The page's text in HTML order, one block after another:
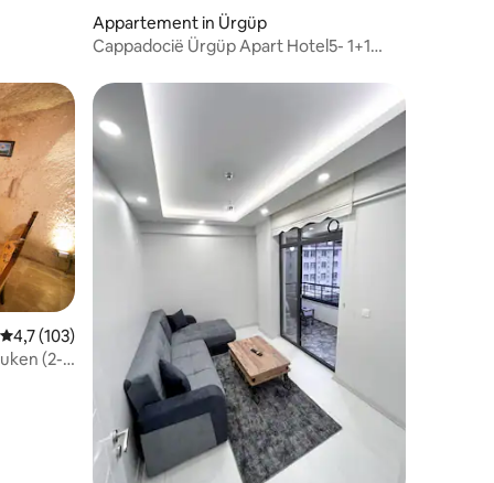
Appartement in Ürgüp
Cappadocië Ürgüp Apart Hotel5- 1+1
Gemiddelde beoordeling van 4,7 uit 5, 103 recensies
4,7 (103)
(2-5